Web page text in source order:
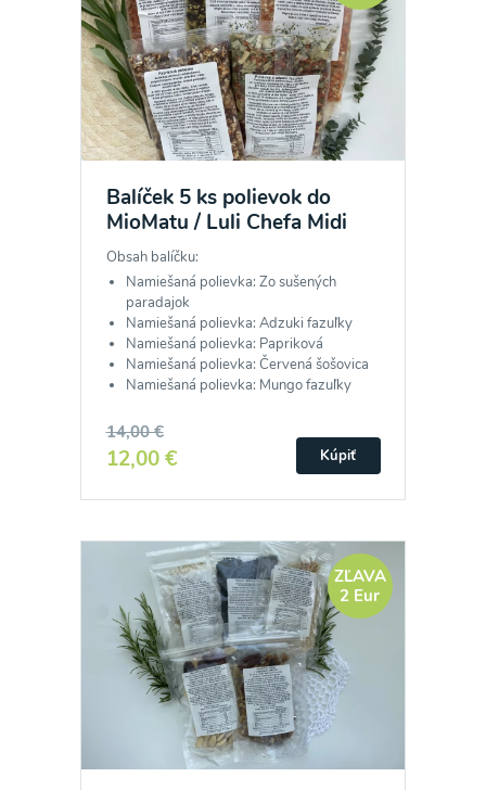
Balíček 5 ks polievok do
MioMatu / Luli Chefa Midi
Obsah balíčku:
Namiešaná polievka: Zo sušených
paradajok
Namiešaná polievka: Adzuki fazuľky
Namiešaná polievka: Papriková
Namiešaná polievka: Červená šošovica
Namiešaná polievka: Mungo fazuľky
14,00 €
12,00 € Kúpiť
ZĽAVA
2 Eur